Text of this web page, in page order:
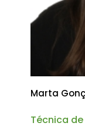
Marta
Técnica